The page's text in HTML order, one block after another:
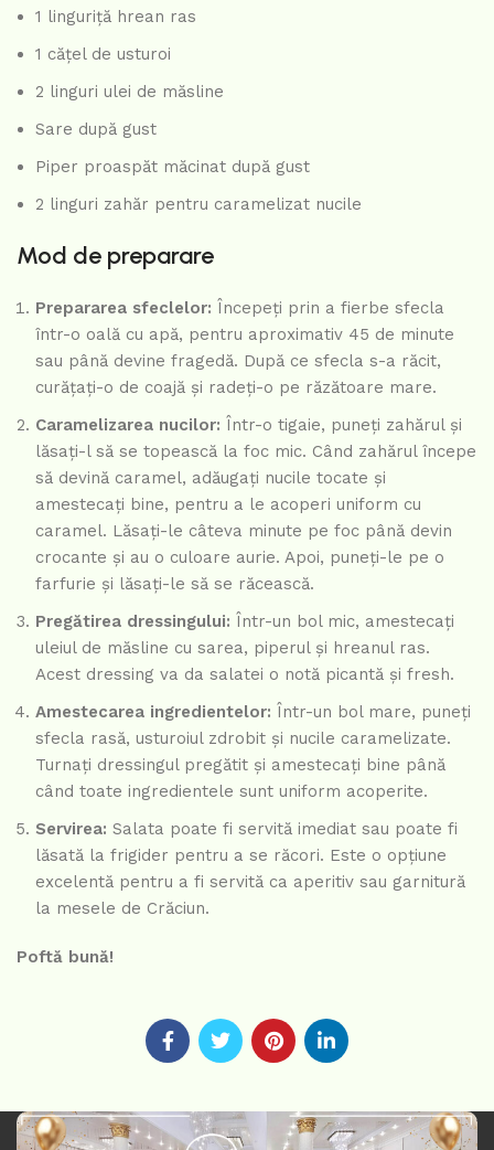
1 linguriță hrean ras
1 cățel de usturoi
2 linguri ulei de măsline
Sare după gust
Piper proaspăt măcinat după gust
2 linguri zahăr pentru caramelizat nucile
Mod de preparare
Prepararea sfeclelor: Începeți prin a fierbe sfecla
într-o oală cu apă, pentru aproximativ 45 de minute
sau până devine fragedă. După ce sfecla s-a răcit,
curățați-o de coajă și radeți-o pe răzătoare mare.
Caramelizarea nucilor: Într-o tigaie, puneți zahărul și
lăsați-l să se topească la foc mic. Când zahărul începe
să devină caramel, adăugați nucile tocate și
amestecați bine, pentru a le acoperi uniform cu
caramel. Lăsați-le câteva minute pe foc până devin
crocante și au o culoare aurie. Apoi, puneți-le pe o
farfurie și lăsați-le să se răcească.
Pregătirea dressingului: Într-un bol mic, amestecați
uleiul de măsline cu sarea, piperul și hreanul ras.
Acest dressing va da salatei o notă picantă și fresh.
Amestecarea ingredientelor: Într-un bol mare, puneți
sfecla rasă, usturoiul zdrobit și nucile caramelizate.
Turnați dressingul pregătit și amestecați bine până
când toate ingredientele sunt uniform acoperite.
Servirea: Salata poate fi servită imediat sau poate fi
lăsată la frigider pentru a se răcori. Este o opțiune
excelentă pentru a fi servită ca aperitiv sau garnitură
la mesele de Crăciun.
Poftă bună!